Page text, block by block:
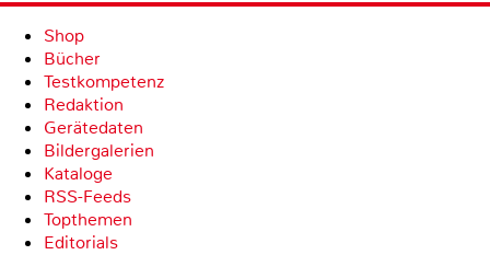
Shop
Bücher
Testkompetenz
Redaktion
Gerätedaten
Bildergalerien
Kataloge
RSS-Feeds
Topthemen
Editorials